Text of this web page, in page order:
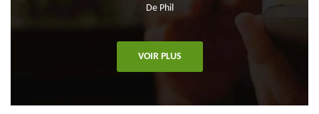
De Phil
VOIR PLUS